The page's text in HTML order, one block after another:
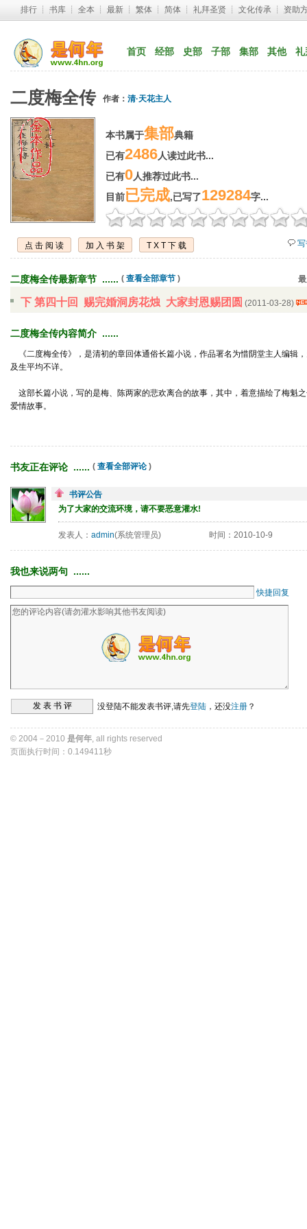
排行 ┊ 书库 ┊ 全本 ┊ 最新 ┊ 繁体 ┊ 简体 ┊ 礼拜圣贤 ┊ 文化传承 ┊ 资助
首页 经部 史部 子部 集部 其他 礼
二度梅全传 作者： 清·天花主人
本书属于集部典籍
已有2486人读过此书...
已有0人推荐过此书...
目前已完成,已写了129284字...
点击阅读 加入书架 TXT下载
二度梅全传最新章节 ...... ( 查看全部章节 )
下 第四十回 赐完婚洞房花烛 大家封恩赐团圆 (2011-03-28)
二度梅全传内容简介 ......
《二度梅全传》，是清初的章回体通俗长篇小说，作品署名为惜阴堂主人编辑
及生平均不详。
这部长篇小说，写的是梅、陈两家的悲欢离合的故事，其中，着意描绘了梅魁
爱情故事。
书友正在评论 ...... ( 查看全部评论)
书评公告
为了大家的交流环境，请不要恶意灌水!
发表人： admin(系统管理员) 时间：2010-10-9
我也来说两句 ......
快捷回复
没登陆不能发表书评,请先登陆 ，还没注册 ？
© 2004－2010 是何年 , all rights reserved
页面执行时间：0.149411秒